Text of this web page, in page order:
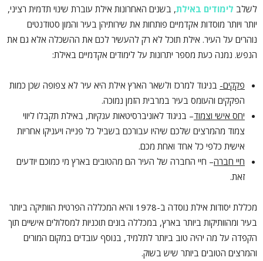
לשלב לימודים באילת, בשנים האחרונות אילת עוברת שינוי תדמית רציני,
יותר ויותר מוסדות אקדמיים פותחות את שירותיהן בעיר והמון סטודנטים
נוהרים על העיר. אילת תוכל לא רק להעשיר לכם את ההשכלה אלא גם את
הנפש. נמנה כעת מספר יתרונות על לימודים אקדמיים באילת:
פקקים- בניגוד למרכז ולשאר הארץ אילת היא עיר לא צפופה שכן כמות
הפקקים והעומס בעיר במרבית הזמן נמוכה.
יחס אישי וצמוד– בניגוד לאוניברסיטאות ענקיות, באילת תקבלו ליווי
צמוד מהמרצים שלכם שיהיו עבורכם בשביל כל פנייה ויעניקו אחריות
אישית כלפי כל אחד ואחת מכם.
חיי חברה– חיי החברה של העיר הם מהטובים בארץ מי כמוכם יודעים
זאת.
מכללת יסודות אילת נוסדה ב-1978 והיא המכללה הפרטית הוותיקה ביותר
בעיר ומהוותיקות ביותר בארץ, במכללה בונים תוכניות למסלולים אישיים תוך
הקפדה על מה יהיה טוב ביותר לתלמיד, בנוסף עובדים במקום המורים
והמרצים הטובים ביותר שיש בשוק.